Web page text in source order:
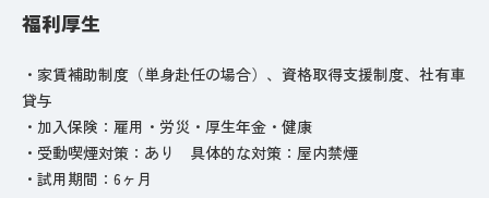
福利厚生
・家賃補助制度（単身赴任の場合）、資格取得支援制度、社有車
貸与
・加入保険：雇用・労災・厚生年金・健康
・受動喫煙対策：あり 具体的な対策：屋内禁煙
・試用期間：6ヶ月